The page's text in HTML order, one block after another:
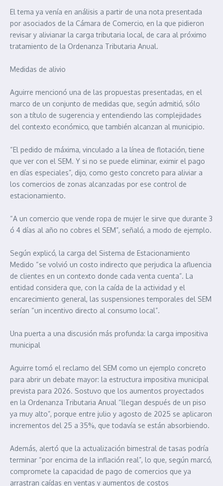
El tema ya venía en análisis a partir de una nota presentada
por asociados de la Cámara de Comercio, en la que pidieron
revisar y alivianar la carga tributaria local, de cara al próximo
tratamiento de la Ordenanza Tributaria Anual.
Medidas de alivio
Aguirre mencionó una de las propuestas presentadas, en el
marco de un conjunto de medidas que, según admitió, sólo
son a título de sugerencia y entendiendo las complejidades
del contexto económico, que también alcanzan al municipio.
“El pedido de máxima, vinculado a la línea de flotación, tiene
que ver con el SEM. Y si no se puede eliminar, eximir el pago
en días especiales”, dijo, como gesto concreto para aliviar a
los comercios de zonas alcanzadas por ese control de
estacionamiento.
“A un comercio que vende ropa de mujer le sirve que durante 3
ó 4 días al año no cobres el SEM”, señaló, a modo de ejemplo.
Según explicó, la carga del Sistema de Estacionamiento
Medido “se volvió un costo indirecto que perjudica la afluencia
de clientes en un contexto donde cada venta cuenta”. La
entidad considera que, con la caída de la actividad y el
encarecimiento general, las suspensiones temporales del SEM
serían “un incentivo directo al consumo local”.
Una puerta a una discusión más profunda: la carga impositiva
municipal
Aguirre tomó el reclamo del SEM como un ejemplo concreto
para abrir un debate mayor: la estructura impositiva municipal
prevista para 2026. Sostuvo que los aumentos proyectados
en la Ordenanza Tributaria Anual “llegan después de un piso
ya muy alto”, porque entre julio y agosto de 2025 se aplicaron
incrementos del 25 a 35%, que todavía se están absorbiendo.
Además, alertó que la actualización bimestral de tasas podría
terminar “por encima de la inflación real”, lo que, según marcó,
compromete la capacidad de pago de comercios que ya
arrastran caídas en ventas y aumentos de costos